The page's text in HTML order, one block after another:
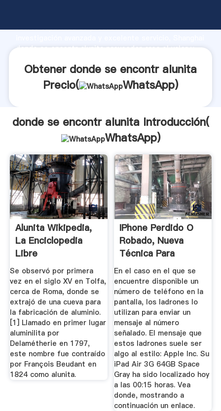
fuerte capacidad de producción, fuerza de
donde se encontr alunita proveedor crea el valor y
Obtener donde se encontr alunita
Precio(
WhatsApp)
donde se encontr alunita Introducción(
WhatsApp)
Alunita Wikipedia,
La Enciclopedia
Libre
Se observó por primera
vez en el siglo XV en Tolfa,
cerca de Roma, donde se
extrajó de una cueva para
la fabricación de aluminio.
[1] Llamado en primer lugar
aluminilita por
Delamétherie en 1797,
este nombre fue contraído
por François Beudant en
1824 como alunita.
IPhone Perdido O
Robado, Nueva
Técnica Para
Desbloquearlo
En el caso en el que se
encuentre disponible un
número de teléfono en la
pantalla, los ladrones lo
utilizan para enviar un
mensaje al número
señalado. El mensaje que
estos ladrones suele ser
algo al estilo: Apple Inc. Su
iPad Air 3G 64GB Space
Gray ha sido localizado hoy
a las 00:15 horas. Vea
donde, mostrando a
continuación un enlace.